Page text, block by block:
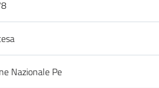
Nazionale Pe